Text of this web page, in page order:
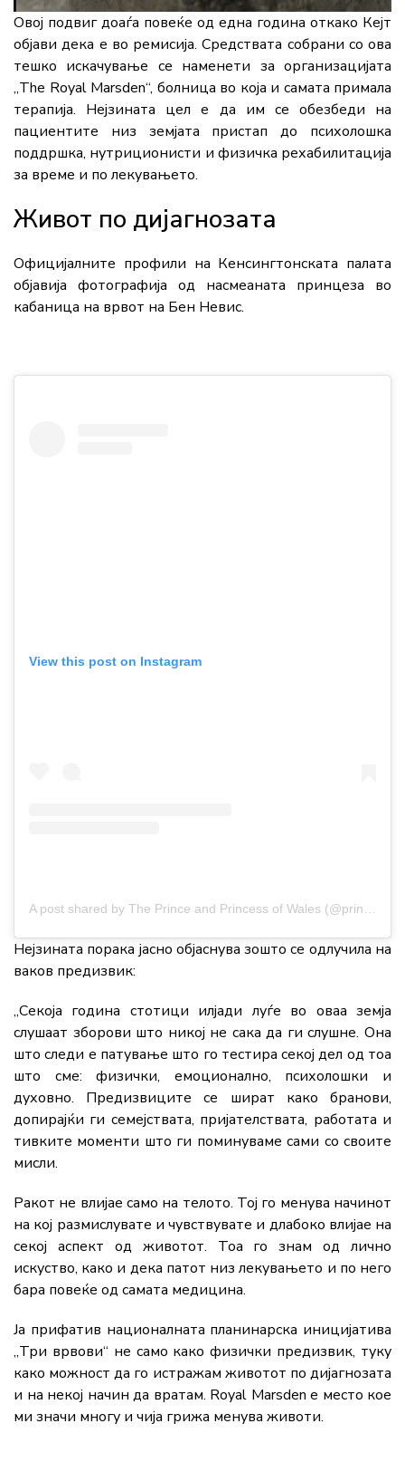
Овој подвиг доаѓа повеќе од една година откако Кејт
објави дека е во ремисија. Средствата собрани со ова
тешко искачување се наменети за организацијата
„The Royal Marsden“, болница во која и самата примала
терапија. Нејзината цел е да им се обезбеди на
пациентите низ земјата пристап до психолошка
поддршка, нутриционисти и физичка рехабилитација
за време и по лекувањето.
Живот по дијагнозата
Официјалните профили на Кенсингтонската палата
објавија фотографија од насмеаната принцеза во
кабаница на врвот на Бен Невис.
View this post on Instagram
Нејзината порака јасно објаснува зошто се одлучила на
ваков предизвик:
„Секоја година стотици илјади луѓе во оваа земја
слушаат зборови што никој не сака да ги слушне. Она
што следи е патување што го тестира секој дел од тоа
што сме: физички, емоционално, психолошки и
духовно. Предизвиците се шират како бранови,
допирајќи ги семејствата, пријателствата, работата и
тивките моменти што ги поминуваме сами со своите
мисли.
Ракот не влијае само на телото. Тој го менува начинот
на кој размислувате и чувствувате и длабоко влијае на
секој аспект од животот. Тоа го знам од лично
искуство, како и дека патот низ лекувањето и по него
бара повеќе од самата медицина.
Ја прифатив националната планинарска иницијатива
„Три врвови“ не само како физички предизвик, туку
како можност да го истражам животот по дијагнозата
и на некој начин да вратам. Royal Marsden е место кое
ми значи многу и чија грижа менува животи.